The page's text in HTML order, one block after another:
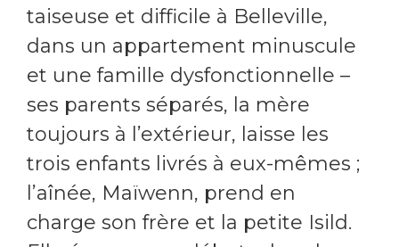
taiseuse et difficile à Belleville,
dans un appartement minuscule
et une famille dysfonctionnelle –
ses parents séparés, la mère
toujours à l’extérieur, laisse les
trois enfants livrés à eux-mêmes ;
l’aînée, Maïwenn, prend en
charge son frère et la petite Isild.